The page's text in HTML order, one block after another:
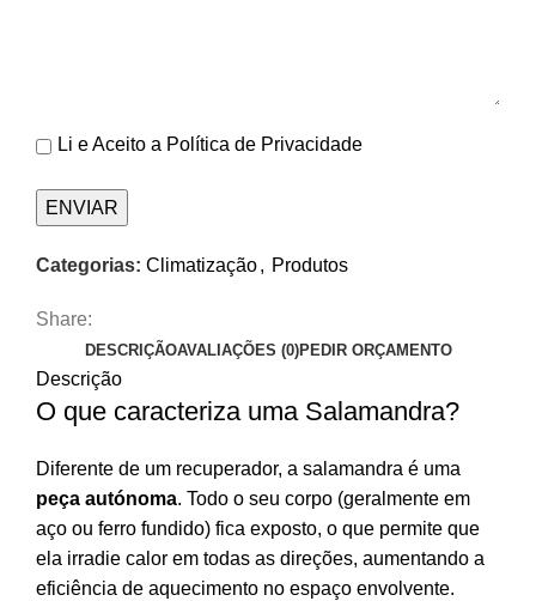
Li e Aceito a Política de Privacidade
Categorias: Climatização, Produtos
Share:
DESCRIÇÃOAVALIAÇÕES (0)PEDIR ORÇAMENTO
Descrição
O que caracteriza uma Salamandra?
Diferente de um recuperador, a salamandra é uma
peça autónoma. Todo o seu corpo (geralmente em
aço ou ferro fundido) fica exposto, o que permite que
ela irradie calor em todas as direções, aumentando a
eficiência de aquecimento no espaço envolvente.